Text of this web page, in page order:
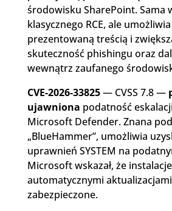
środowisku SharePoint. Sama
klasycznego RCE, ale
prezentowaną treścią i
skuteczność phishingu oraz
wewnątrz zaufanego
CVE-2026-33825— CVSS 7.8 —
ujawniona podatność
Microsoft Defender. Znana
„BlueHammer”, umożliwia
uprawnień SYSTEM na
Microsoft wskazał, że
automatycznymi
zabezpieczone.